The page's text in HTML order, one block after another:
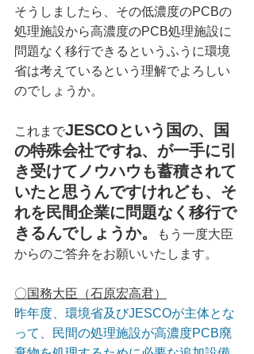
そうしましたら、その低濃度のPCBの
処理施設から高濃度のPCB処理施設に
問題なく移行できるというふうに環境
省は考えているという理解でよろしい
のでしょうか。
これまでJESCOという国の、国
の特殊会社ですね、が一手に引
き受けてノウハウも蓄積されて
いたと思うんですけれども、そ
れを民間企業に問題なく移行で
きるんでしょうか。
もう一度大臣
からのご答弁をお願いいたします。
〇国務大臣（石原宏高君）
昨年度、環境省及びJESCOが主体とな
って、民間の処理施設が高濃度PCB廃